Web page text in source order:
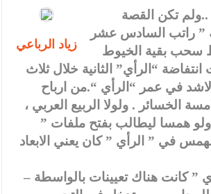
النواب يقر مشروع تعديل قانون الملكية العقارية
الصحف اليومية ويؤكد حرص مجلس النواب
على شراكة فاعلة مع الإعلام
العلم (الدفعة الثالثة) إلى مراجعة منصة خدمة
العلم
الملك يتلقى اتصالا هاتفيا من العاهل البحريني
زياد الرباعي
..ولم تكن القصة
” راتب السادس عشر
سحب بقية الخيوط
“الرأي” الثانية خلال ثلاث
في عمر “الرأي “.من ارباح
الخسائر . ولولا الربيع العربي ،
همسا ليطالب بفتح ملفات ”
– في اعوام ” الرأي ” كانت هناك تعيينات بالواسطة